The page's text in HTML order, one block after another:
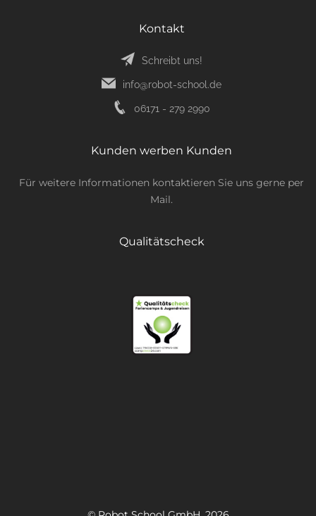
Kontakt
Schreibt uns!
info@robot-school.de
06171 - 279 2990
Kunden werben Kunden
Für weitere Informationen kontaktieren Sie uns gerne per
Mail.
Qualitätscheck